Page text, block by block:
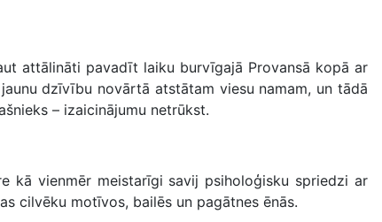
attālināti pavadīt laiku burvīgajā Provansā kopā ar
dzīvību novārtā atstātam viesu namam, un tādā
– izaicinājumu netrūkst.
kā vienmēr meistarīgi savij psiholoģisku spriedzi ar
cilvēku motīvos, bailēs un pagātnes ēnās.